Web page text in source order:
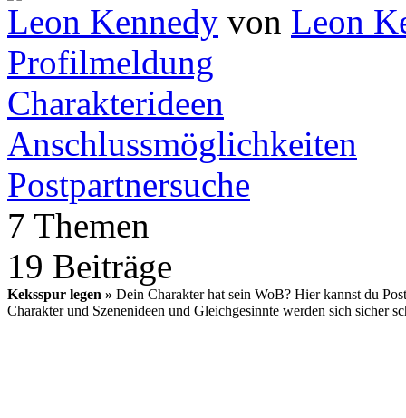
Leon Kennedy von Leon
Profilmeldung
Charakterideen
Anschlussmöglichkeiten
Postpartnersuche
7 Themen
19 Beiträge
Keksspur legen » Dein Charakter hat sein WoB? Hier kannst du
Charakter und Szenenideen und Gleichgesinnte werden sich sicher